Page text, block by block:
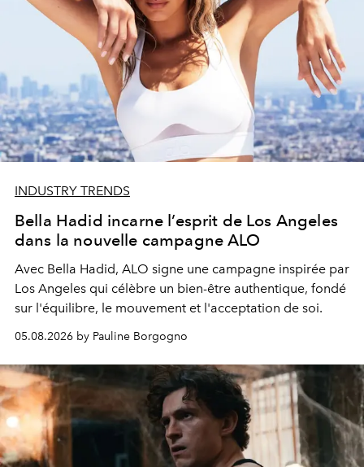
INDUSTRY TRENDS
Bella Hadid incarne l’esprit de Los Angeles
dans la nouvelle campagne ALO
Avec Bella Hadid, ALO signe une campagne inspirée par
Los Angeles qui célèbre un bien-être authentique, fondé
sur l'équilibre, le mouvement et l'acceptation de soi.
05.08.2026 by Pauline Borgogno